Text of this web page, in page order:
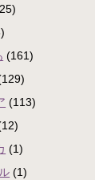
(161)
(113)
(1)
(1)